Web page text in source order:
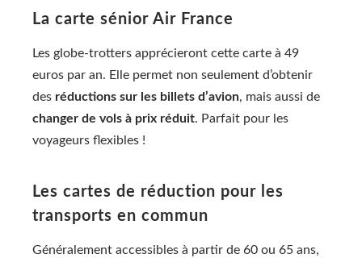
La carte sénior Air France
Les globe-trotters apprécieront cette carte à 49
euros par an. Elle permet non seulement d’obtenir
des réductions sur les billets d’avion, mais aussi de
changer de vols à prix réduit. Parfait pour les
voyageurs flexibles !
Les cartes de réduction pour les
transports en commun
Généralement accessibles à partir de 60 ou 65 ans,